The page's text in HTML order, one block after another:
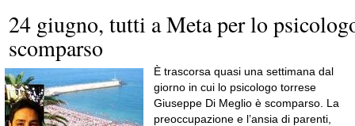
24 giugno, tutti a Meta per lo
scomparso
È trascorsa quasi una settimana dal
giorno in cui lo psicologo torrese
Giuseppe Di Meglio è scomparso. La
preoccupazione e l’ansia di parenti,